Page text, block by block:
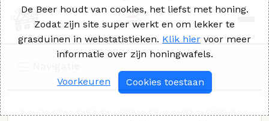
De Beer houdt van cookies, het liefst met honing.
Zodat zijn site super werkt en om lekker te
grasduinen in webstatistieken. Klik hier voor meer
informatie over zijn honingwafels.
Voorkeuren Cookies toestaan